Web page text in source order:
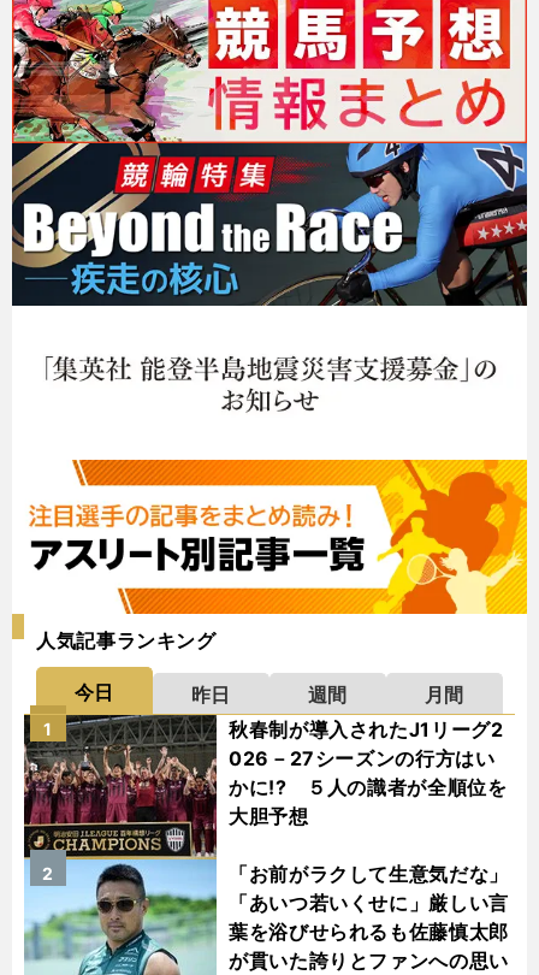
人気記事ランキング
今日 昨日 週間
月間
秋春制が導入されたJ1リーグ2
026－27シーズンの行方はい
かに!? ５人の識者が全順位を
大胆予想
1
「お前がラクして生意気だな」
「あいつ若いくせに」厳しい言
葉を浴びせられるも佐藤慎太郎
が貫いた誇りとファンへの思い
2